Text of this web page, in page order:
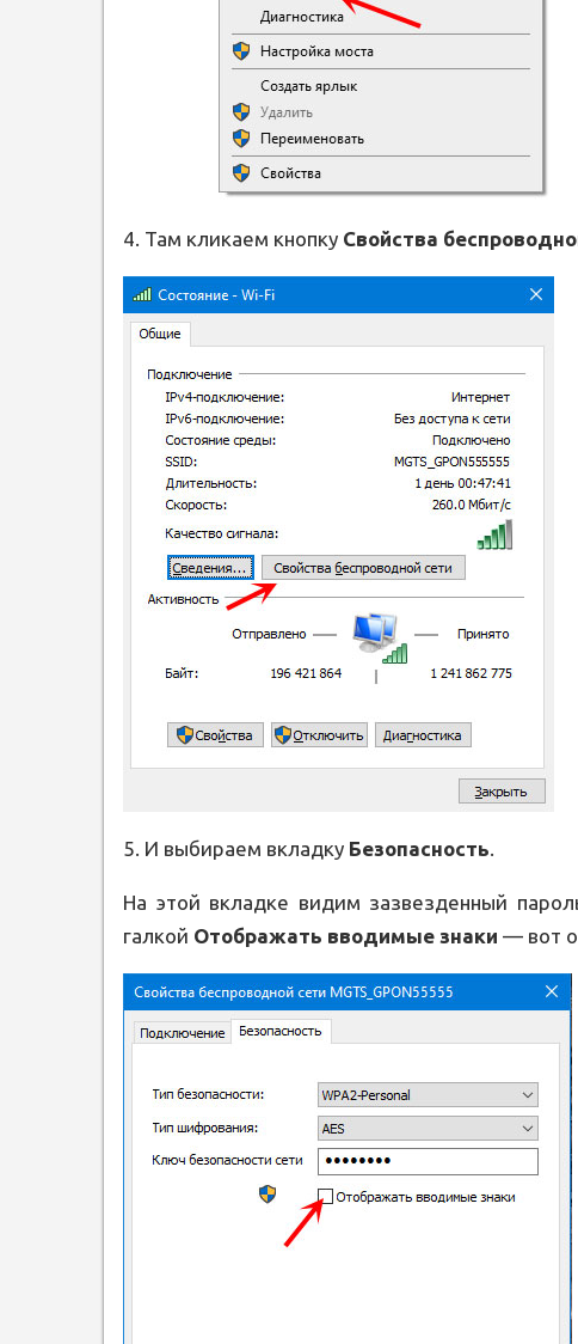
4. Там кликаем кнопку Свойства
5. И выбираем вкладку Безопасность.
На этой вкладке видим зазвезденный
галкой Отображать вводимые знаки — вот